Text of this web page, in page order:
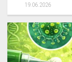
19.06.2026